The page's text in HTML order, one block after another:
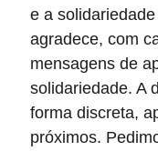
e a
agradece, com
mensagens de
solidariedade. A
forma discreta,
próximos.